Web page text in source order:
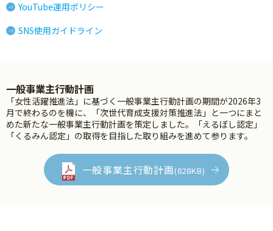
YouTube運用ポリシー
SNS使用ガイドライン
一般事業主行動計画
「女性活躍推進法」に基づく一般事業主行動計画の期間が2026年3
月で終わるのを機に、「次世代育成支援対策推進法」と一つにまと
めた新たな一般事業主行動計画を策定しました。「えるぼし認定」
「くるみん認定」の取得を目指した取り組みを進めて参ります。
一般事業主行動計画(828KB)